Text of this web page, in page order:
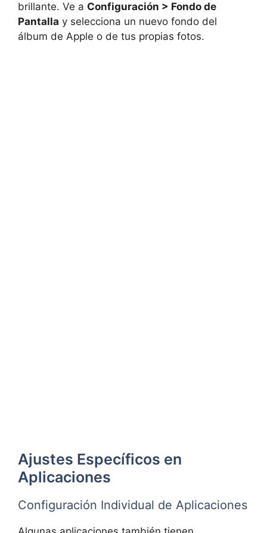
brillante. Ve a Configuración > Fondo de
Pantalla y selecciona un nuevo fondo del
álbum de Apple o de tus propias fotos.
Ajustes Específicos en
Aplicaciones
Configuración Individual de Aplicaciones